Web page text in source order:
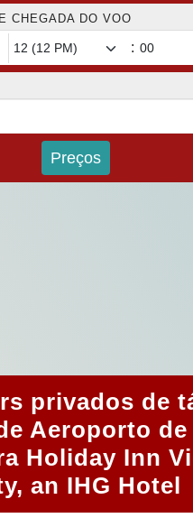
CHEGADA DO VOO
:
Preços
privados de
Aeroporto de
Holiday Inn
an IHG Hotel